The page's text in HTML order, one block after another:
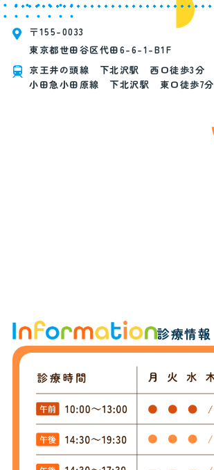
診療情報
〒155-0033
東京都世田谷区代田6-6-1-B1F
京王井の頭線 下北沢駅 西口徒歩3分
小田急小田原線 下北沢駅 東口徒歩7分